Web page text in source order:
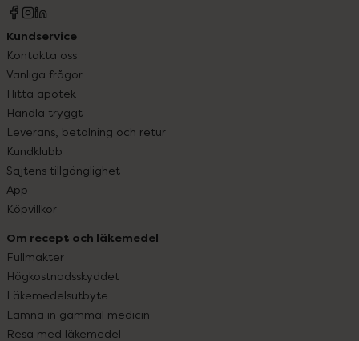
Kundservice
Kontakta oss
Vanliga frågor
Hitta apotek
Handla tryggt
Leverans, betalning och retur
Kundklubb
Sajtens tillgänglighet
App
Köpvillkor
Om recept och läkemedel
Fullmakter
Högkostnadsskyddet
Läkemedelsutbyte
Lämna in gammal medicin
Resa med läkemedel